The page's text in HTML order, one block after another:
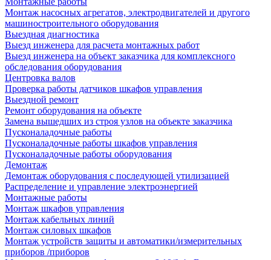
Монтаж насосных агрегатов, электродвигателей и другого
машиностроительного оборудования
Выездная диагностика
Выезд инженера для расчета монтажных работ
Выезд инженера на объект заказчика для комплексного
обследования оборудования
Центровка валов
Проверка работы датчиков шкафов управления
Выездной ремонт
Ремонт оборудования на объекте
Замена вышедших из строя узлов на объекте заказчика
Пусконаладочные работы
Пусконаладочные работы шкафов управления
Пусконаладочные работы оборудования
Демонтаж
Демонтаж оборудования с последующей утилизацией
Распределение и управление электроэнергией
Монтажные работы
Монтаж шкафов управления
Монтаж кабельных линий
Монтаж силовых шкафов
Монтаж устройств защиты и автоматики/измерительных
приборов /приборов